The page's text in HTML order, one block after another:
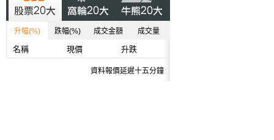
升幅(%) 跌幅(%) 成交金額 成交量
名稱 現價 升跌
資料報價延遲十五分鐘